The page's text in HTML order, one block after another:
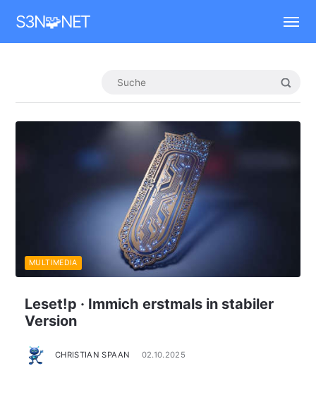
S3N🧩NET
Leset!p · Immich erstmals in stabiler
Version
CHRISTIAN SPAAN 02.10.2025
MULTIMEDIA